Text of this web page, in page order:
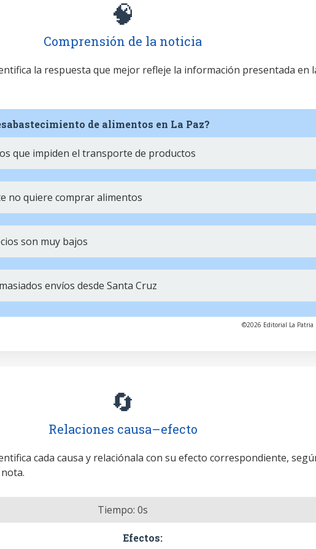
🧠
Comprensión de la noticia
la respuesta que mejor refleje la información presentada en
de alimentos en La Paz?
que impiden el transporte de productos
no quiere comprar alimentos
son muy bajos
envíos desde Santa Cruz
©2026 Editorial La Patria
🔄
Relaciones causa–efecto
cada causa y relaciónala con su efecto correspondiente,
Tiempo:0s
Efectos: